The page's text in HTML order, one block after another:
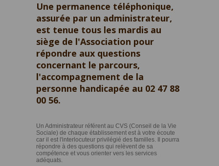
Une permanence téléphonique,
assurée par un administrateur,
est tenue tous les mardis au
siège de l'Association pour
répondre aux questions
concernant le parcours,
l'accompagnement de la
personne handicapée au 02 47 88
00 56.
Un Administrateur référent au CVS (Conseil de la Vie
Sociale) de chaque établissement est à votre écoute
car il est l'interlocuteur privilégié des familles. Il pourra
répondre à des questions qui relèvent de sa
compétence et vous orienter vers les services
adéquats.